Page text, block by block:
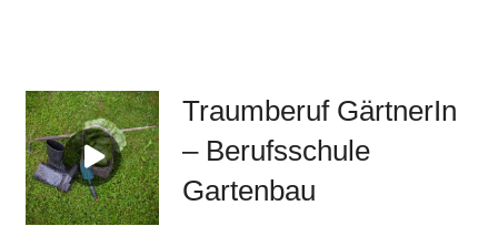
Traumberuf GärtnerIn
– Berufsschule
Gartenbau